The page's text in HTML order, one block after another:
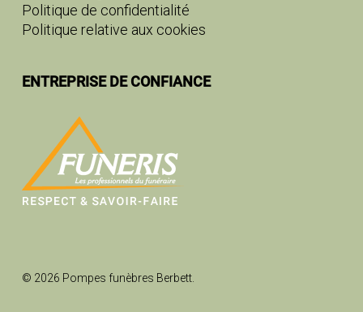
Politique de confidentialité
Politique relative aux cookies
ENTREPRISE DE CONFIANCE
© 2026 Pompes funèbres Berbett.